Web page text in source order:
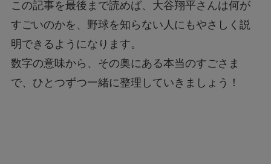
この記事を最後まで読めば、大谷翔平さんは何が
すごいのかを、野球を知らない人にもやさしく説
明できるようになります。
数字の意味から、その奥にある本当のすごさま
で、ひとつずつ一緒に整理していきましょう！